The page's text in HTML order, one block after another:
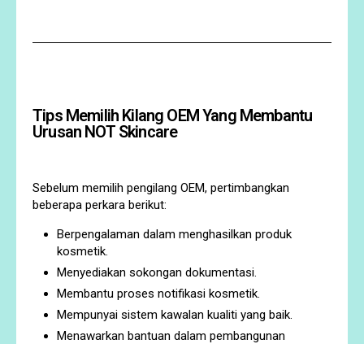
Tips Memilih Kilang OEM Yang Membantu
Urusan NOT Skincare
Sebelum memilih pengilang OEM, pertimbangkan
beberapa perkara berikut:
Berpengalaman dalam menghasilkan produk
kosmetik.
Menyediakan sokongan dokumentasi.
Membantu proses notifikasi kosmetik.
Mempunyai sistem kawalan kualiti yang baik.
Menawarkan bantuan dalam pembangunan